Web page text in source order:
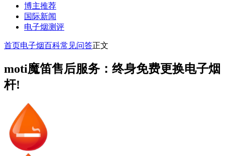
博主推荐
国际新闻
电子烟测评
首页电子烟百科常见问答正文
moti魔笛售后服务：终身免费更换电子烟
杆!